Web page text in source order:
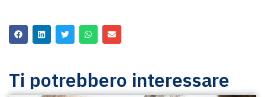
Ti potrebbero interessare